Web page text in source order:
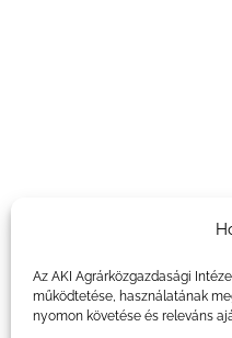
Az AKI Agrárközgazdasági
működtetése, használatának
nyomon követése és releváns